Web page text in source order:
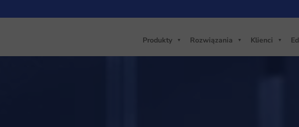
Produkty Rozwiązania Klienci